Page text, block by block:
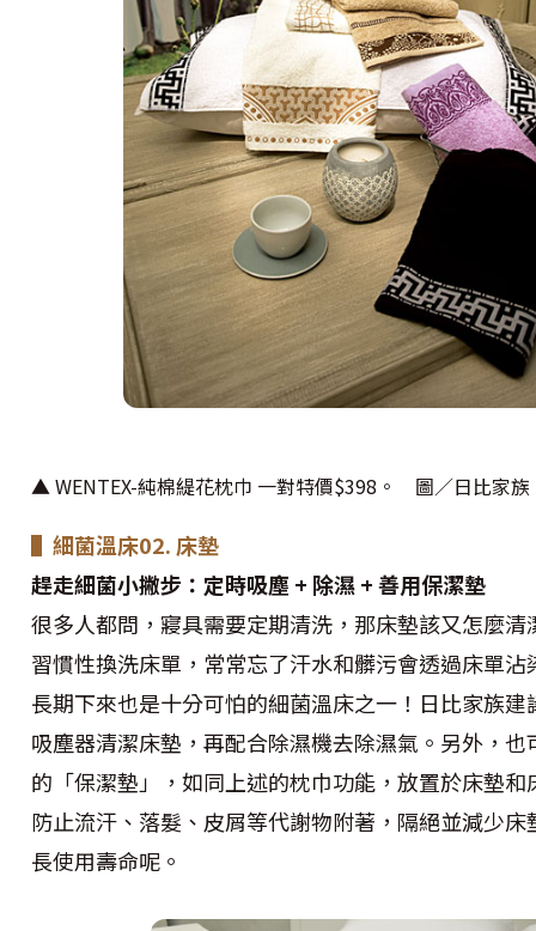
▲ WENTEX-純棉緹花枕巾 一對特價$398。 圖／日比家族
▌細菌溫床02. 床墊
趕走細菌小撇步：定時吸塵 + 除濕 + 善用保潔墊
很多人都問，寢具需要定期清洗，那床墊該又怎麼清
習慣性換洗床單，常常忘了汗水和髒污會透過床單沾
長期下來也是十分可怕的細菌溫床之一！日比家族建
吸塵器清潔床墊，再配合除濕機去除濕氣。另外，也
的「保潔墊」，如同上述的枕巾功能，放置於床墊和
防止流汗、落髮、皮屑等代謝物附著，隔絕並減少床
長使用壽命呢。